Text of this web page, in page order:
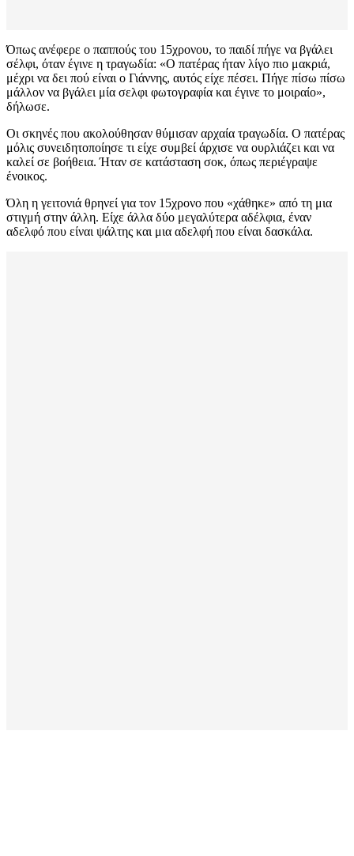
Όπως ανέφερε ο παππούς του 15χρονου, το παιδί πήγε να βγάλει
σέλφι, όταν έγινε η τραγωδία: «O πατέρας ήταν λίγο πιο μακριά,
μέχρι να δει πού είναι ο Γιάννης, αυτός είχε πέσει. Πήγε πίσω πίσω
μάλλον να βγάλει μία σελφι φωτογραφία και έγινε το μοιραίο»,
δήλωσε.
Οι σκηνές που ακολούθησαν θύμισαν αρχαία τραγωδία. Ο πατέρας
μόλις συνειδητοποίησε τι είχε συμβεί άρχισε να ουρλιάζει και να
καλεί σε βοήθεια. Ήταν σε κατάσταση σοκ, όπως περιέγραψε
ένοικος.
Όλη η γειτονιά θρηνεί για τον 15χρονο που «χάθηκε» από τη μια
στιγμή στην άλλη. Είχε άλλα δύο μεγαλύτερα αδέλφια, έναν
αδελφό που είναι ψάλτης και μια αδελφή που είναι δασκάλα.